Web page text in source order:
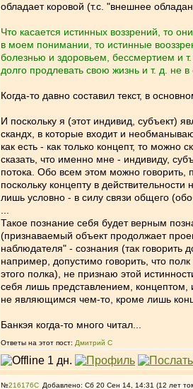
обладает коровой (т.с. "внешнее
Что касается истинных воззрений, то
в моем понимании, то истинные
болезнью и здоровьем, бессмертием и
долго продлевать свою жизнь и т. д. не
Когда-то давно составил текст, в
И поскольку я (этот индивид,
скандх, в которые входит и
как есть - как только концепт, то
сказать, что именно мне - индивиду,
потока. Обо всем этом можно говорить,
поскольку концепту в
лишь условно - в силу связи общего
Такое познание себя будет верным
(признаваемый объект продолжает
наблюдателя" - сознания (так говорить
например, допустимо говорить, что
этого полка), не признаю этой
себя лишь представлением,
не являющимся чем-то, кроме лишь
Банкэя когда-то много читал...
Ответы на этот пост: Дмитрий С
№216176 Добавлено: Сб 20 Сен 14, 14:31 (12 лет